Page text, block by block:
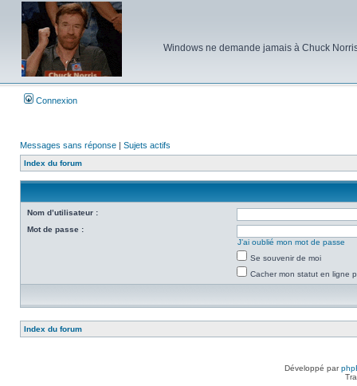
Windows ne demande jamais à Chuck
Connexion
Messages sans réponse | Sujets actifs
Index du forum
Nom d’utilisateur :
Mot de passe :
J’ai oublié mon mot de passe
Se souvenir de moi
Cacher mon statut en ligne
Index du forum
Développé par